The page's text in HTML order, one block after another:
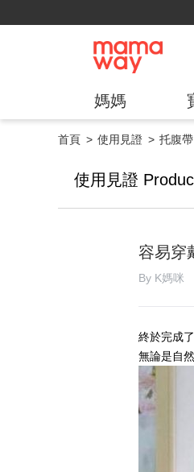
媽媽
首頁 使用見證 托腹
使用見證
容易穿
By K媽
終於完成
無論是自